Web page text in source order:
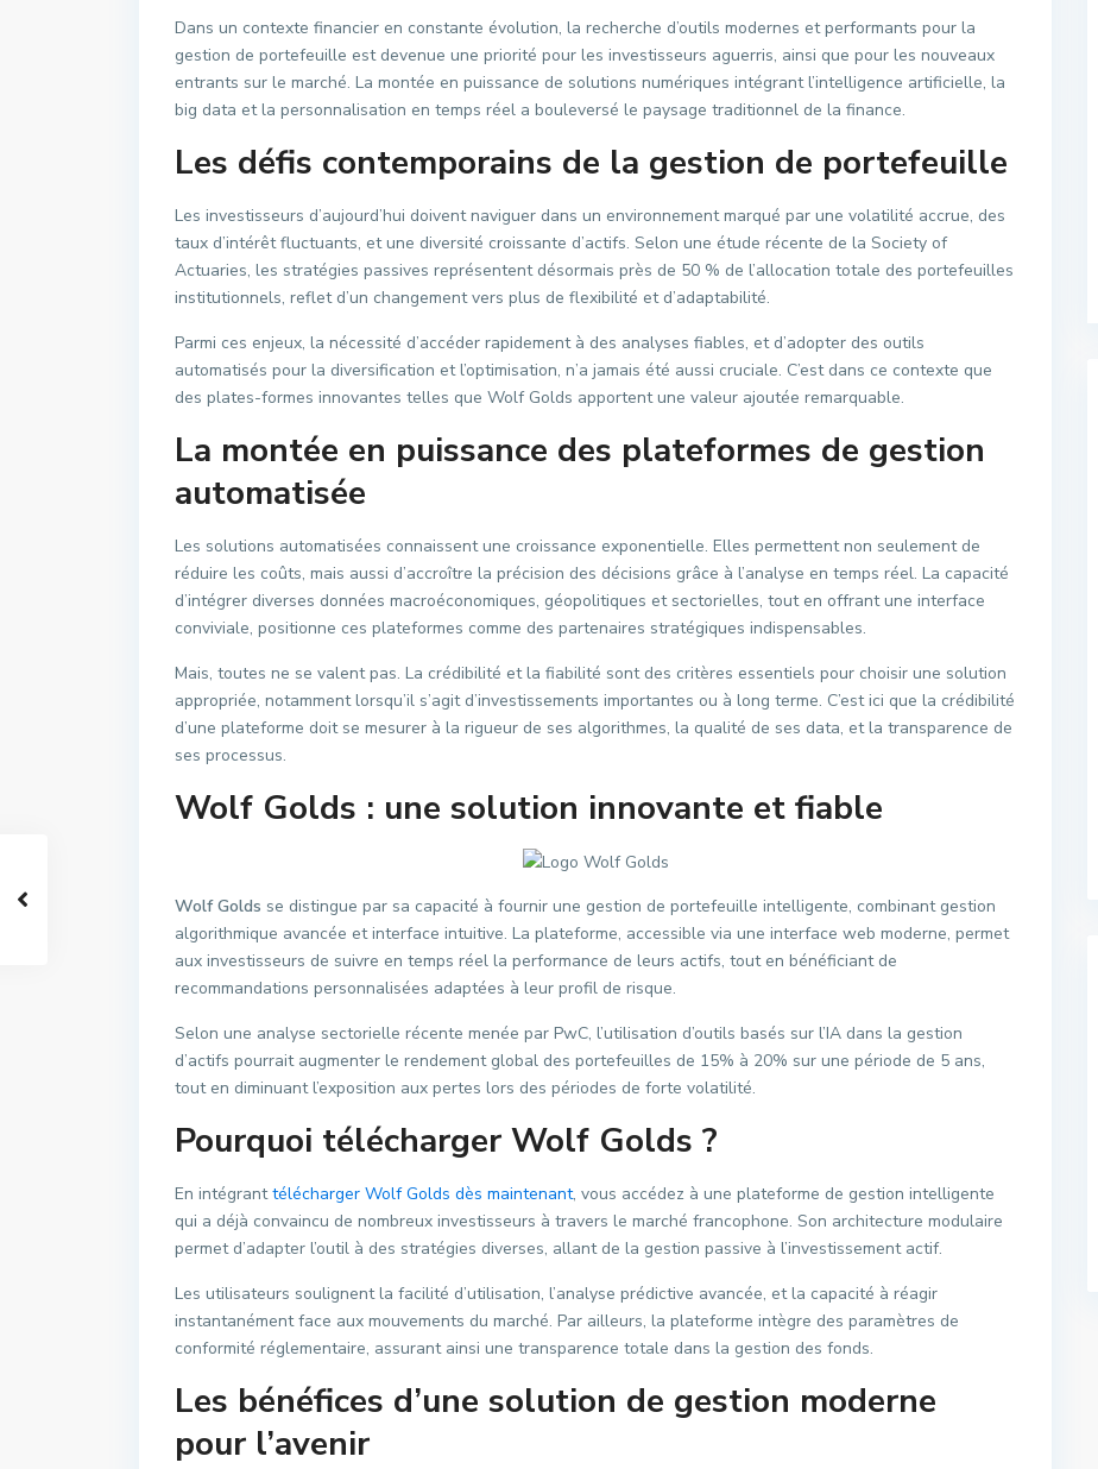
Dans un contexte financier en constante évolution, la recherche d’outils modernes et performants pour la
gestion de portefeuille est devenue une priorité pour les investisseurs aguerris, ainsi que pour les nouveaux
entrants sur le marché. La montée en puissance de solutions numériques intégrant l’intelligence artificielle, la
big data et la personnalisation en temps réel a bouleversé le paysage traditionnel de la finance.
Les défis contemporains de la gestion de portefeuille
Les investisseurs d’aujourd’hui doivent naviguer dans un environnement marqué par une volatilité accrue, des
taux d’intérêt fluctuants, et une diversité croissante d’actifs. Selon une étude récente de la Society of
Actuaries, les stratégies passives représentent désormais près de 50 % de l’allocation totale des portefeuilles
institutionnels, reflet d’un changement vers plus de flexibilité et d’adaptabilité.
Parmi ces enjeux, la nécessité d’accéder rapidement à des analyses fiables, et d’adopter des outils
automatisés pour la diversification et l’optimisation, n’a jamais été aussi cruciale. C’est dans ce contexte que
des plates-formes innovantes telles que Wolf Golds apportent une valeur ajoutée remarquable.
La montée en puissance des plateformes de gestion
automatisée
Les solutions automatisées connaissent une croissance exponentielle. Elles permettent non seulement de
réduire les coûts, mais aussi d’accroître la précision des décisions grâce à l’analyse en temps réel. La capacité
d’intégrer diverses données macroéconomiques, géopolitiques et sectorielles, tout en offrant une interface
conviviale, positionne ces plateformes comme des partenaires stratégiques indispensables.
Mais, toutes ne se valent pas. La crédibilité et la fiabilité sont des critères essentiels pour choisir une solution
appropriée, notamment lorsqu’il s’agit d’investissements importantes ou à long terme. C’est ici que la crédibilité
d’une plateforme doit se mesurer à la rigueur de ses algorithmes, la qualité de ses data, et la transparence de
ses processus.
Wolf Golds : une solution innovante et fiable
Wolf Golds se distingue par sa capacité à fournir une gestion de portefeuille intelligente, combinant gestion
algorithmique avancée et interface intuitive. La plateforme, accessible via une interface web moderne, permet
aux investisseurs de suivre en temps réel la performance de leurs actifs, tout en bénéficiant de
recommandations personnalisées adaptées à leur profil de risque.
Selon une analyse sectorielle récente menée par PwC, l’utilisation d’outils basés sur l’IA dans la gestion
d’actifs pourrait augmenter le rendement global des portefeuilles de 15% à 20% sur une période de 5 ans,
tout en diminuant l’exposition aux pertes lors des périodes de forte volatilité.
Pourquoi télécharger Wolf Golds ?
En intégranttélécharger Wolf Golds dès maintenant, vous accédez à une plateforme de gestion intelligente
qui a déjà convaincu de nombreux investisseurs à travers le marché francophone. Son architecture modulaire
permet d’adapter l’outil à des stratégies diverses, allant de la gestion passive à l’investissement actif.
Les utilisateurs soulignent la facilité d’utilisation, l’analyse prédictive avancée, et la capacité à réagir
instantanément face aux mouvements du marché. Par ailleurs, la plateforme intègre des paramètres de
conformité réglementaire, assurant ainsi une transparence totale dans la gestion des fonds.
Les bénéfices d’une solution de gestion moderne
pour l’avenir